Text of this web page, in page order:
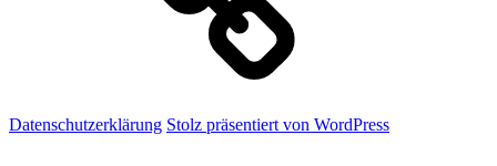
Datenschutzerklärung Stolz präsentiert von WordPress